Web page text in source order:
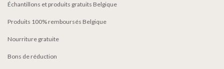
Échantillons et produits gratuits Belgique
Produits 100% remboursés Belgique
Nourriture gratuite
Bons de réduction